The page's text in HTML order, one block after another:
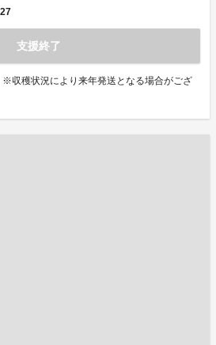
27
支援終了
収穫状況により来年発送となる場合がござ